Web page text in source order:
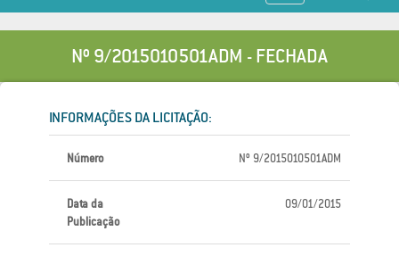
navigation
Nº 9/2015010501ADM - FECHADA
INFORMAÇÕES DA LICITAÇÃO:
Número Nº 9/2015010501ADM
Data da
Publicação
09/01/2015